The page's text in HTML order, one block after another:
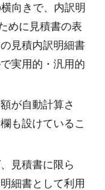
向きで、内訳明
めに見積書の表
見積内訳明細書
実用的・汎用的
が自動計算さ
も設けているこ
見積書に限ら
細書として利用